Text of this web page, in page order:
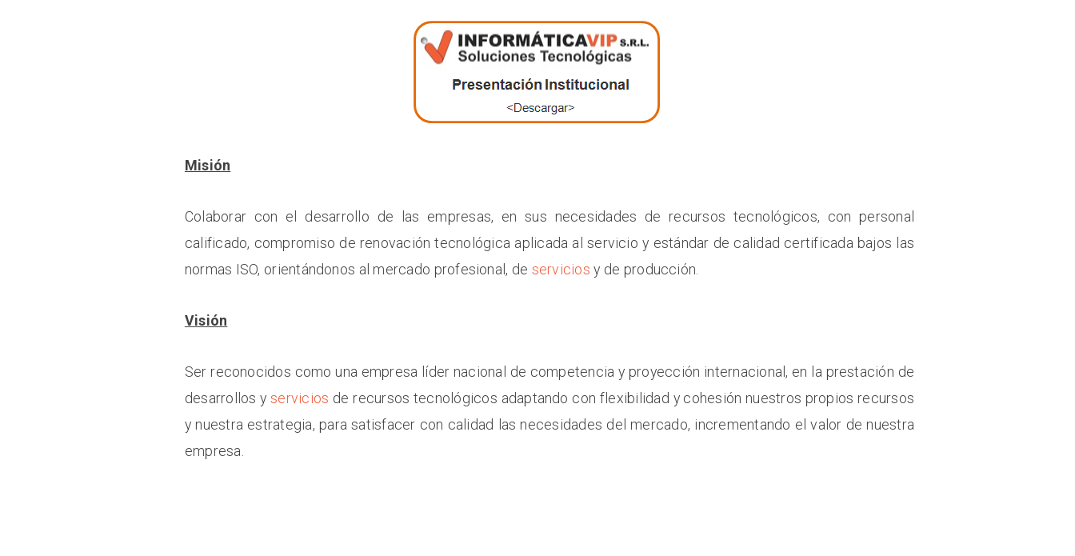
Misión
Colaborar con el desarrollo de las empresas, en sus necesidades de recursos tecnológicos, con personal
calificado, compromiso de renovación tecnológica aplicada al servicio y estándar de calidad certificada bajos las
normas ISO, orientándonos al mercado profesional, de servicios y de producción.
Visión
Ser reconocidos como una empresa líder nacional de competencia y proyección internacional, en la prestación de
desarrollos yservicios de recursos tecnológicos adaptando con flexibilidad y cohesión nuestros propios recursos
y nuestra estrategia, para satisfacer con calidad las necesidades del mercado, incrementando el valor de nuestra
empresa.